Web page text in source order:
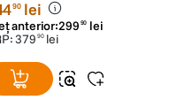
90 lei
anterior:299 90 lei
379 90 lei